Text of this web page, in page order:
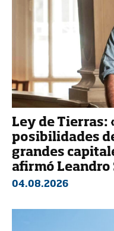
Ley de Tierras:
posibilidades
grandes
afirmó Leandro
04.08.2026